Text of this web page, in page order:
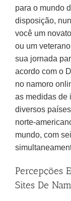
para o mundo
disposição,
você um
ou um
sua jornada
acordo com o
no namoro
as medidas de
diversos
norte-
mundo, com
Percepções
Sites De